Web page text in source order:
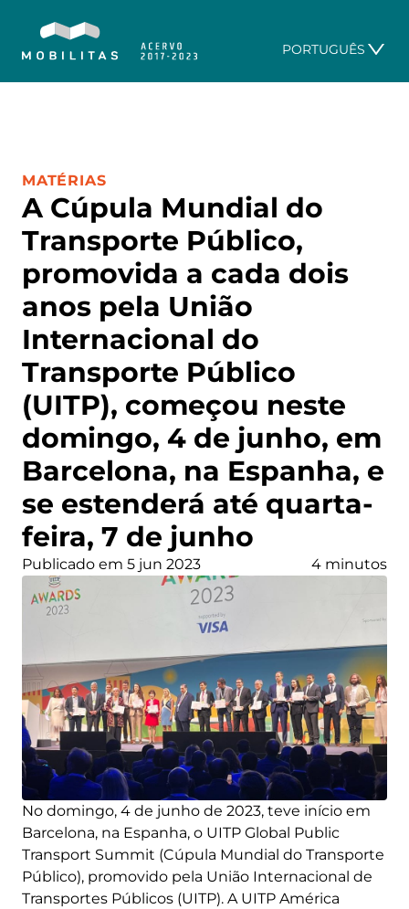
PORTUGUÊS
A Cúpula Mundial do
Transporte Público,
promovida a cada dois
anos pela União
Internacional do
Transporte Público
(UITP), começou neste
domingo, 4 de junho, em
Barcelona, na Espanha, e
se estenderá até quarta-
feira, 7 de junho
CATEGORIA:
MATÉRIAS
Publicado em 5 jun 2023 4 minutos
No domingo, 4 de junho de 2023, teve início em
Barcelona, ​​na Espanha, o UITP Global Public
Transport Summit (Cúpula Mundial do Transporte
Público), promovido pela União Internacional de
Transportes Públicos (UITP). A UITP América